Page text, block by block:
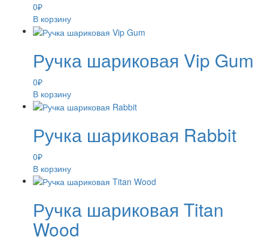
0₽
В корзину
Ручка шариковая Vip Gum
0₽
В корзину
Ручка шариковая Rabbit
0₽
В корзину
Ручка шариковая Titan
Wood